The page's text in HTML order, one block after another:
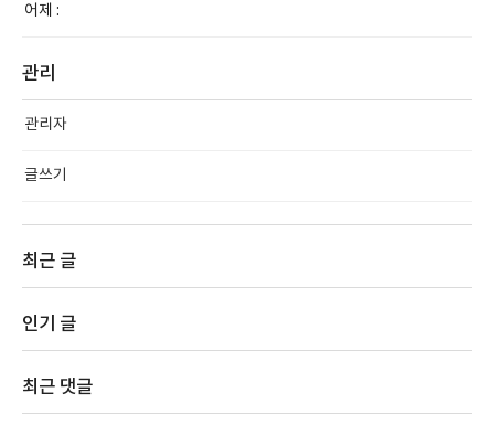
어제 :
관리
관리자
글쓰기
최근 글
인기 글
최근 댓글